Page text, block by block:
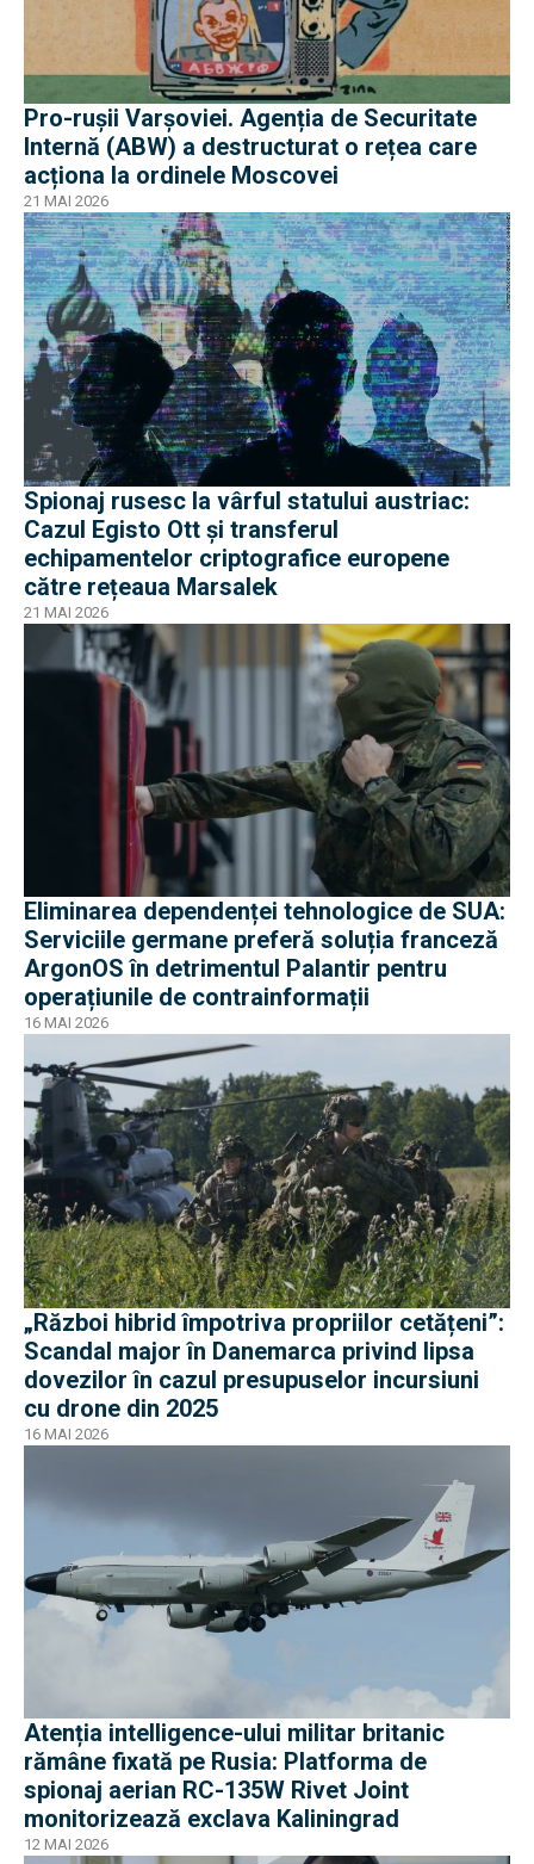
Pro-rușii Varșoviei. Agenția de Securitate
Internă (ABW) a destructurat o rețea care
acționa la ordinele Moscovei
21 MAI 2026
Spionaj rusesc la vârful statului austriac:
Cazul Egisto Ott și transferul
echipamentelor criptografice europene
către rețeaua Marsalek
21 MAI 2026
Eliminarea dependenței tehnologice de SUA:
Serviciile germane preferă soluția franceză
ArgonOS în detrimentul Palantir pentru
operațiunile de contrainformații
16 MAI 2026
„Război hibrid împotriva propriilor cetățeni”:
Scandal major în Danemarca privind lipsa
dovezilor în cazul presupuselor incursiuni
cu drone din 2025
16 MAI 2026
Atenția intelligence-ului militar britanic
rămâne fixată pe Rusia: Platforma de
spionaj aerian RC-135W Rivet Joint
monitorizează exclava Kaliningrad
12 MAI 2026